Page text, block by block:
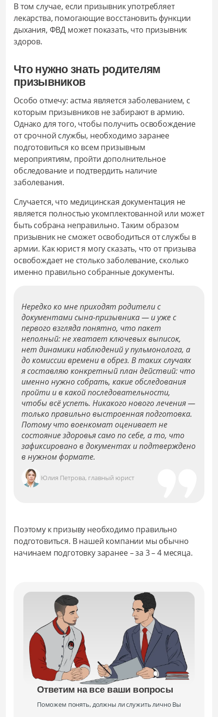
В том случае, если призывник употребляет
лекарства, помогающие восстановить функции
дыхания, ФВД может показать, что призывник
здоров.
Что нужно знать родителям
призывников
Особо отмечу: астма является заболеванием, с
которым призывников не забирают в армию.
Однако для того, чтобы получить освобождение
от срочной службы, необходимо заранее
подготовиться ко всем призывным
мероприятиям, пройти дополнительное
обследование и подтвердить наличие
заболевания.
Случается, что медицинская документация не
является полностью укомплектованной или может
быть собрана неправильно. Таким образом
призывник не сможет освободиться от службы в
армии. Как юрист я могу сказать, что от призыва
освобождает не столько заболевание, сколько
именно правильно собранные документы.
Нередко ко мне приходят родители с
документами сына-призывника — и уже с
первого взгляда понятно, что пакет
неполный: не хватает ключевых выписок,
нет динамики наблюдений у пульмонолога, а
до комиссии времени в обрез. В таких случаях
я составляю конкретный план действий: что
именно нужно собрать, какие обследования
пройти и в какой последовательности,
чтобы всё успеть. Никакого нового лечения —
только правильно выстроенная подготовка.
Потому что военкомат оценивает не
состояние здоровья само по себе, а то, что
зафиксировано в документах и подтверждено
в нужном формате.
Юлия Петрова, главный юрист
Поэтому к призыву необходимо правильно
подготовиться. В нашей компании мы обычно
начинаем подготовку заранее – за 3 – 4 месяца.
Ответим на все ваши вопросы
Поможем понять, должны ли служить лично Вы